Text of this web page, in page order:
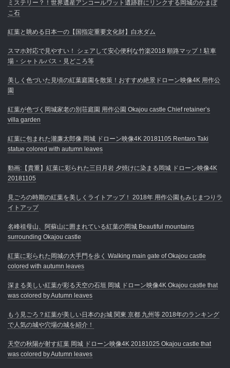
ミステリー？！世界遺産アンコールワット遺跡群にリンクする岡城のかまぼ
こ石
紅葉と眺める日本一の【国指定重要文化財】白水ダム
スマホ対応で見やすい！ シェアして安心便利な竹楽2018 順路マップ！駐車
場・シャトルバス・見どころ等
美しく色づいた見頃の紅葉庭園を散策！おすすめ絶景ドローン映像4K 用作公
園
紅葉が色づく岡城家老の別荘庭園 用作公園 Okajou castle Chief retainer’s
villa garden
紅葉に包まれた瀧廉太郎像 岡城 ドローン映像4K 20181105 Rentaro Taki
statue colored with autumn leaves
動画:【貴重】紅葉に彩られた三日月岩 夕焼けに染まる岡城 ドローン映像4K
20181105
見ごろの時期の紅葉を美しくライトアップ！ 2018年 用作公園もみじまつりラ
イトアップ
名峰祖母山、阿蘇山に囲まれている紅葉の岡城 Beautiful mountains
surrounding Okajou castle
紅葉に彩られた岡城の大手門を歩く Walking main gate of Okajou castle
colored with autumn leaves
深まる美しい紅葉が彩る天空の石垣 岡城 ドローン映像4K Okajou castle that
was colored by Autumn leaves
もう見ごろ？紅葉が美しい日本のお城 関東 京都 九州等 2018年のランキング
で人気の城や穴場の城を紹介！
天空の秋陽が射す紅葉 岡城 ドローン映像4K 20181025 Okajou castle that
was colored by Autumn leaves